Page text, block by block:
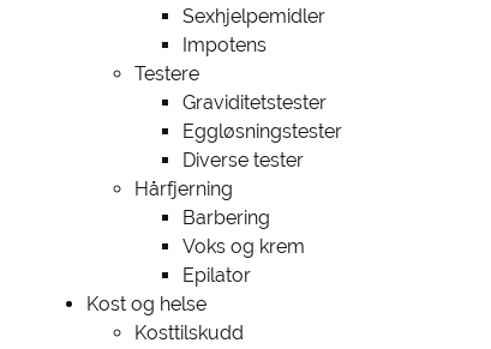
Sexhjelpemidler
Impotens
Testere
Graviditetstester
Eggløsningstester
Diverse tester
Hårfjerning
Barbering
Voks og krem
Epilator
Kost og helse
Kosttilskudd